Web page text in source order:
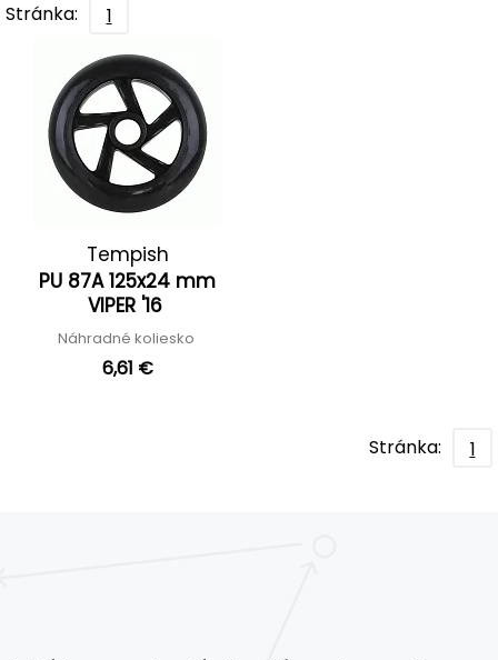
Stránka:
1
Tempish
PU 87A 125x24 mm
VIPER '16
Náhradné koliesko
6,61 €
Stránka: 1